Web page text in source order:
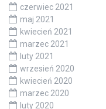
czerwiec 2021
maj 2021
kwiecień 2021
marzec 2021
luty 2021
wrzesień 2020
kwiecień 2020
marzec 2020
luty 2020